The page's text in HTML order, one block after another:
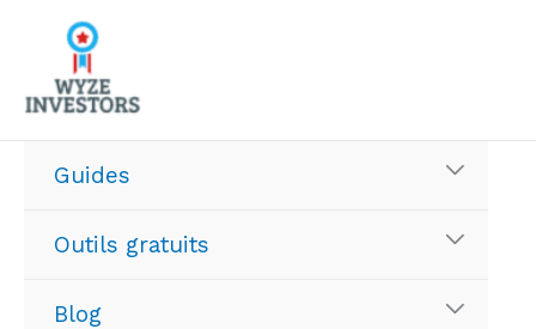
contenu
Guides
Outils gratuits
Blog